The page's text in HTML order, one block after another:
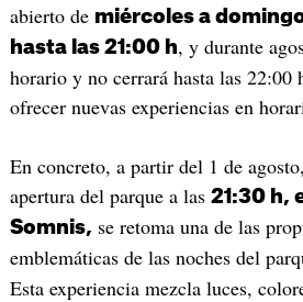
abierto de miércoles a
hasta las 21:00 h, y durante
horario y no cerrará hasta las
ofrecer nuevas experiencias en
En concreto, a partir del 1 de
apertura del parque a las 21:30 h,
Somnis, se retoma una de las
emblemáticas de las noches del
Esta experiencia mezcla luces,